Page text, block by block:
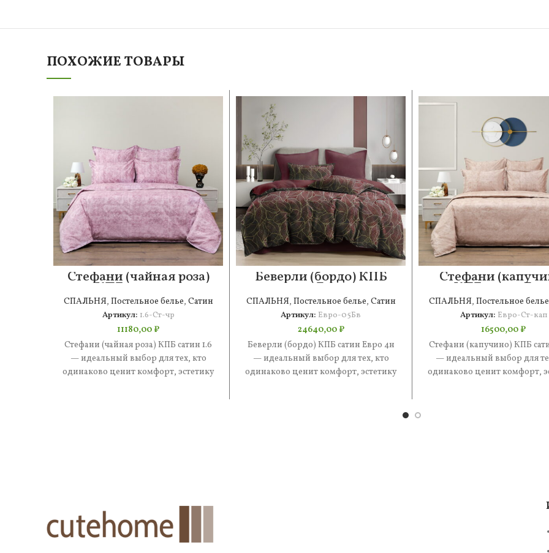
ПОХОЖИЕ ТОВАРЫ
Стефани (чайная роза)
КПБ сатин 1.6
СПАЛЬНЯ, Постельное белье, Сатин
Артикул: 1.6-Ст-чр
11180,00₽
Стефани (чайная роза) КПБ сатин 1.6
— идеальный выбор для тех, кто
одинаково ценит комфорт, эстетику
Беверли (бордо) КПБ
сатин Евро 4н
СПАЛЬНЯ, Постельное белье, Сатин
Артикул: Евро-05Бв
24640,00₽
Беверли (бордо) КПБ сатин Евро 4н
— идеальный выбор для тех, кто
одинаково ценит комфорт, эстетику
Стефани
КПБ сатин Евро
СПАЛЬНЯ, Постельное белье
Артикул: Евро-Ст-кап
16500,00₽
Стефани (капучино) КПБ
— идеальный выбор для
одинаково ценит комфорт,